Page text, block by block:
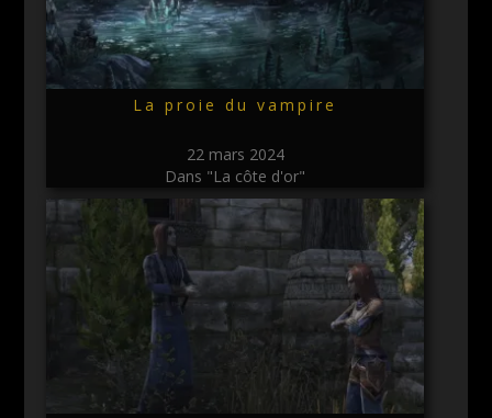
La proie du vampire
22 mars 2024
Dans "La côte d'or"